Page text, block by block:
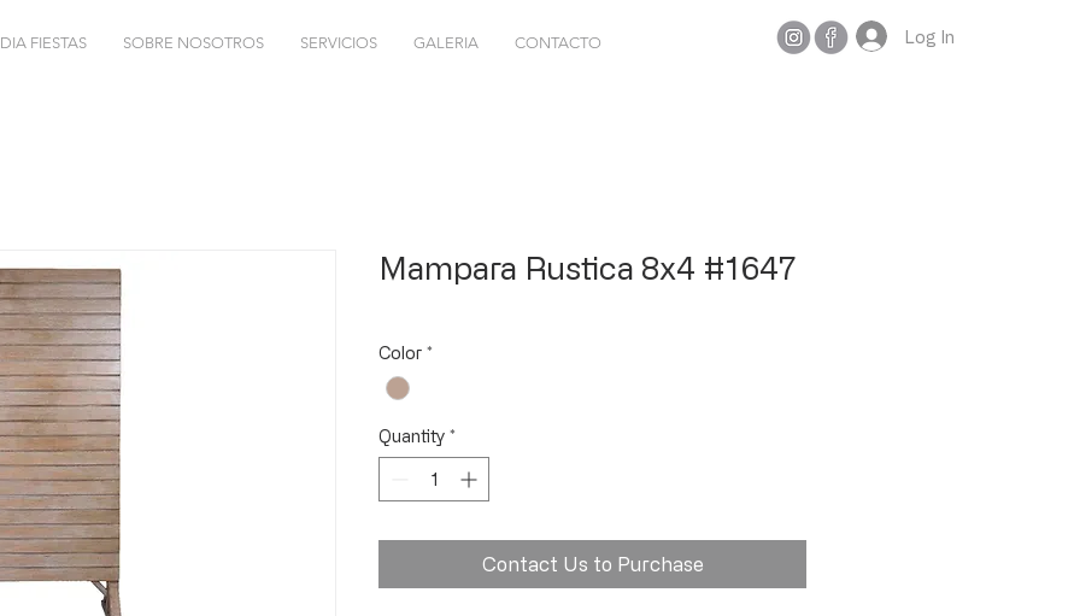
FIESTAS SOBRE NOSOTROS SERVICIOS GALERIA CONTACTO Log In
Mampara Rustica 8x4 #1647
Color *
Quantity *
Contact Us to Purchase